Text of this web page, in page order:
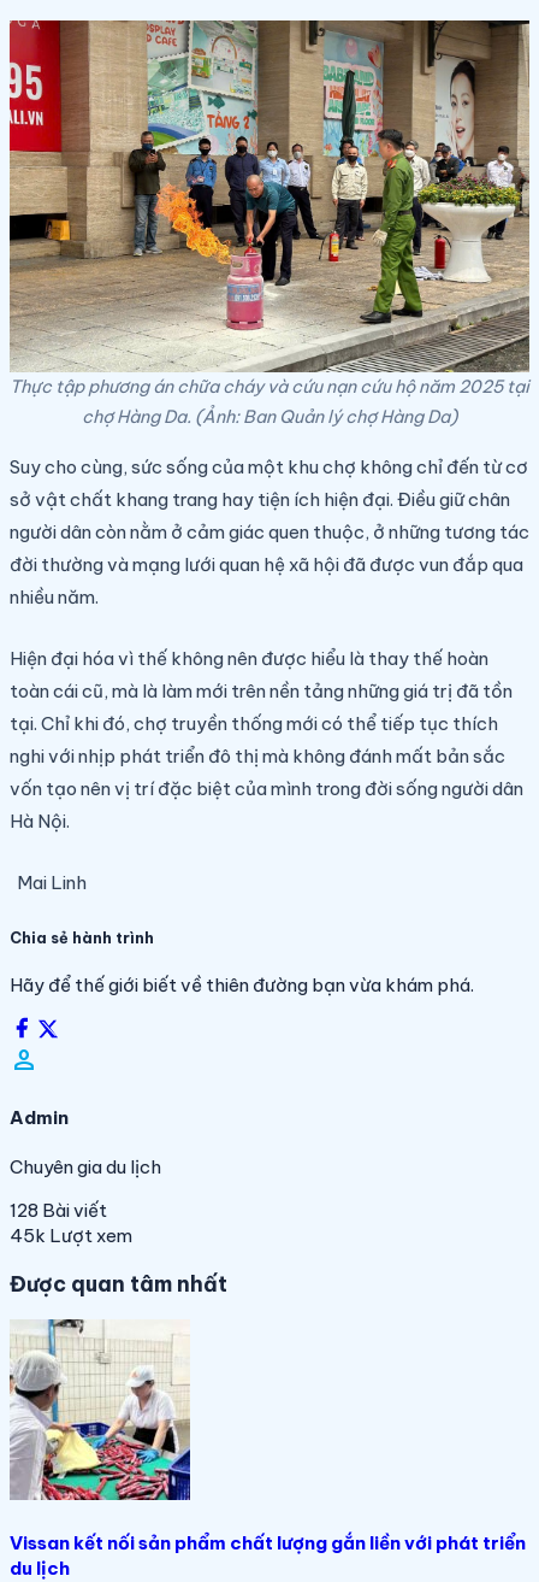
Thực tập phương án chữa cháy và cứu nạn cứu hộ năm 2025 tại
chợ Hàng Da. (Ảnh: Ban Quản lý chợ Hàng Da)
Suy cho cùng, sức sống của một khu chợ không chỉ đến từ cơ
sở vật chất khang trang hay tiện ích hiện đại. Điều giữ chân
người dân còn nằm ở cảm giác quen thuộc, ở những tương tác
đời thường và mạng lưới quan hệ xã hội đã được vun đắp qua
nhiều năm.
Hiện đại hóa vì thế không nên được hiểu là thay thế hoàn
toàn cái cũ, mà là làm mới trên nền tảng những giá trị đã tồn
tại. Chỉ khi đó, chợ truyền thống mới có thể tiếp tục thích
nghi với nhịp phát triển đô thị mà không đánh mất bản sắc
vốn tạo nên vị trí đặc biệt của mình trong đời sống người dân
Hà Nội.
Mai Linh
Chia sẻ hành trình
Hãy để thế giới biết về thiên đường bạn vừa khám phá.
person_filled
Admin
Chuyên gia du lịch
128 Bài viết
45k Lượt xem
Được quan tâm nhất
Vissan kết nối sản phẩm chất lượng gắn liền với phát triển
du lịch